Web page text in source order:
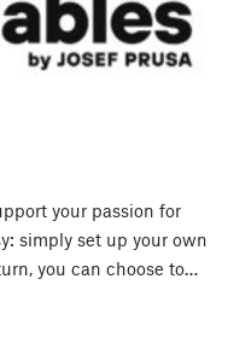
your passion for
simply set up your own
you can choose to…